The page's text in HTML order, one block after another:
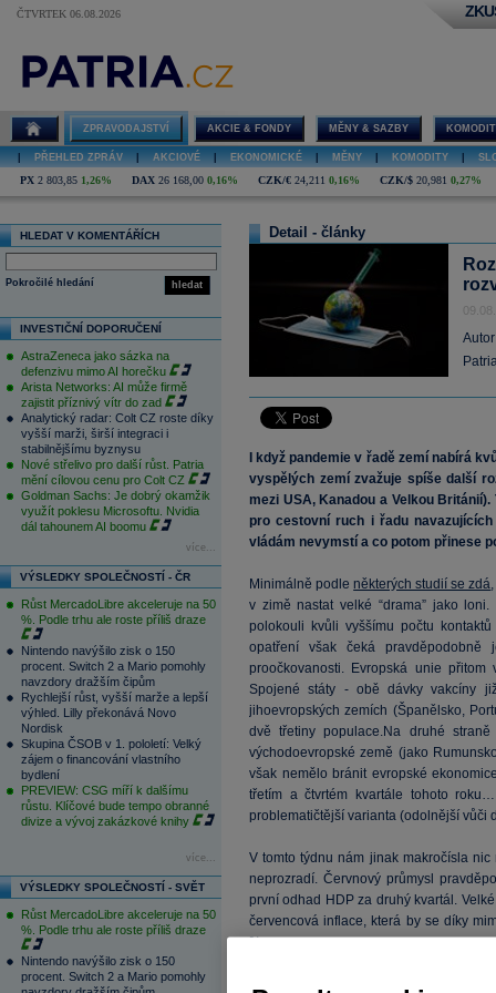
ČTVRTEK 06.08.2026
ZPRAVODAJSTVÍ AKCIE & FONDY MĚNY & SAZBY
PŘEHLED ZPRÁV AKCIOVÉ EKONOMICKÉ MĚNY KOMODITY
PX 2 803,85 1,26% DAX 26 168,00 0,16% CZK/€ 24,211 0,16% CZK/$ 20,981 0,27%
HLEDAT V KOMENTÁŘÍCH
hledat
Pokročilé hledání
INVESTIČNÍ DOPORUČENÍ
AstraZeneca jako sázka na
defenzivu mimo AI horečku
Arista Networks: AI může firmě
zajistit příznivý vítr do zad
Analytický radar: Colt CZ roste díky
vyšší marži, širší integraci i
stabilnějšímu byznysu
Nové střelivo pro další růst. Patria
mění cílovou cenu pro Colt CZ
Goldman Sachs: Je dobrý okamžik
využít poklesu Microsoftu. Nvidia
dál tahounem AI boomu
více...
VÝSLEDKY SPOLEČNOSTÍ - ČR
Růst MercadoLibre akceleruje na 50
%. Podle trhu ale roste příliš draze
Nintendo navýšilo zisk o 150
procent. Switch 2 a Mario pomohly
navzdory dražším čipům
Rychlejší růst, vyšší marže a lepší
výhled. Lilly překonává Novo
Nordisk
Skupina ČSOB v 1. pololetí: Velký
zájem o financování vlastního
bydlení
PREVIEW: CSG míří k dalšímu
růstu. Klíčové bude tempo obranné
divize a vývoj zakázkové knihy
více...
VÝSLEDKY SPOLEČNOSTÍ - SVĚT
Růst MercadoLibre akceleruje na 50
%. Podle trhu ale roste příliš draze
Nintendo navýšilo zisk o 150
procent. Switch 2 a Mario pomohly
Detail - články
I když pandemie v řadě zemí nabírá
vyspělých zemí zvažuje spíše další
mezi USA, Kanadou a Velkou
pro cestovní ruch i řadu
vládám nevymstí a co potom přinese
Minimálně podleněkterých studií se zdá
v zimě nastat velké “drama” jako
polokouli kvůli vyššímu počtu
opatření však čeká
proočkovanosti. Evropská unie
Spojené státy - obě dávky vakcíny
jihoevropských zemích (Španělsko,
dvě třetiny populace.Na druhé
východoevropské země (jako
však nemělo bránit evropské
třetím a čtvrtém kvartále tohoto
problematičtější varianta (odolnější vůči
V tomto týdnu nám jinak makročísla
neprozradí. Červnový průmysl
první odhad HDP za druhý kvartál.
červencová inflace, která by se díky
%...